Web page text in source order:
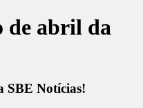
de abril da
SBE Notícias!